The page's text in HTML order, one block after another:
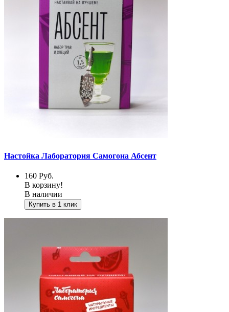
Настойка Лаборатория Самогона Абсент
160 Руб.
В корзину!
В наличии
Купить в 1 клик